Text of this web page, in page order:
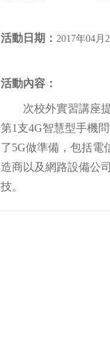
活動日期： 2017年04月
活動內容：
次校外實習講座提
第1支4G智慧型手機
了5G做準備，包括電
造商以及網路設備公
技。